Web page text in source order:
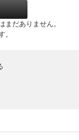
まだありません。
。